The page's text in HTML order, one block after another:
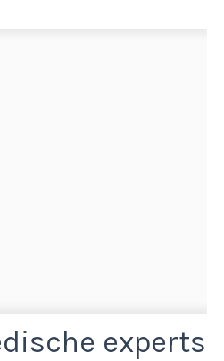
experts